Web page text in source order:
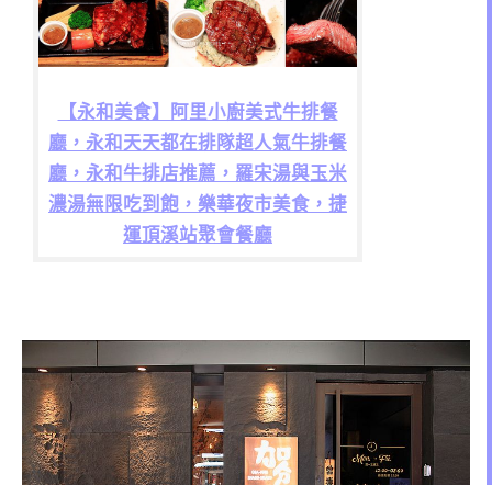
【永和美食】阿里小廚美式牛排餐
廳，永和天天都在排隊超人氣牛排餐
廳，永和牛排店推薦，羅宋湯與玉米
濃湯無限吃到飽，樂華夜市美食，捷
運頂溪站聚會餐廳